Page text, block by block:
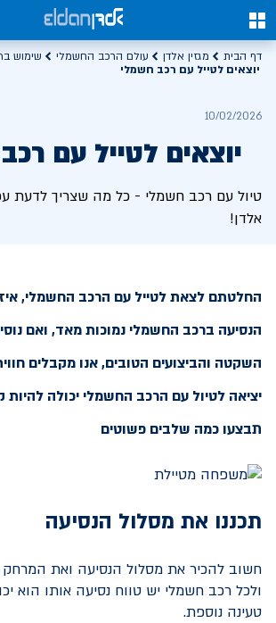
0
דף הבית מגזין אלדן עולם הרכב החשמלי
שימוש
יוצאים לטייל עם רכב חשמלי
10/02/2026
יוצאים לטייל עם
טיול עם רכב חשמלי - כל מה שצריך לדעת
אלדן!
החלטתם לצאת לטייל עם הרכב החשמלי,
הנסיעה ברכב החשמלי נמוכות מאד, ואם
השקטה והביצועים הטובים, אנו מקבלים
יציאה לטיול עם הרכב החשמלי יכולה להיות
תבצעו כמה שלבים פשוטים
תכננו את מסלול הנסיעה
חשוב להכיר את מסלול הנסיעה ואת המרחק
ולכל רכב חשמלי יש טווח נסיעה אותו הוא
טעינה נוספת.